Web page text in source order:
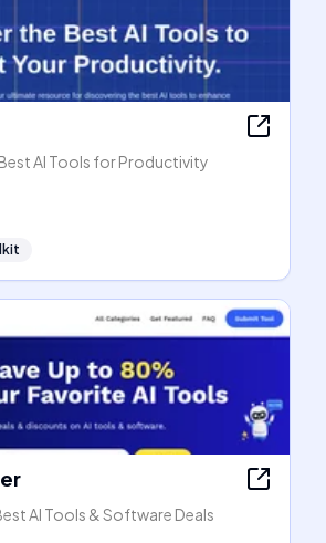
AI Tools for Productivity
AI Tools & Software Deals